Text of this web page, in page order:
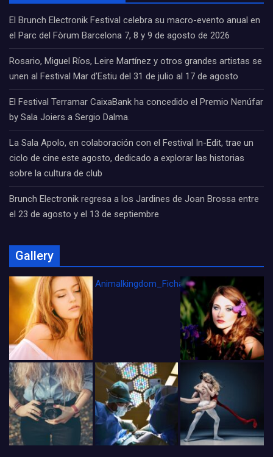
El Brunch Electronik Festival celebra su macro-evento anual en
el Parc del Fòrum Barcelona 7, 8 y 9 de agosto de 2026
Rosario, Miguel Ríos, Leire Martínez y otros grandes artistas se
unen al Festival Mar d’Estiu del 31 de julio al 17 de agosto
El Festival Terramar CaixaBank ha concedido el Premio Nenúfar
by Sala Joiers a Sergio Dalma.
La Sala Apolo, en colaboración con el Festival In-Edit, trae un
ciclo de cine este agosto, dedicado a explorar las historias
sobre la cultura de club
Brunch Electronik regresa a los Jardines de Joan Brossa entre
el 23 de agosto y el 13 de septiembre
Gallery
Animalkingdom_FichaCine